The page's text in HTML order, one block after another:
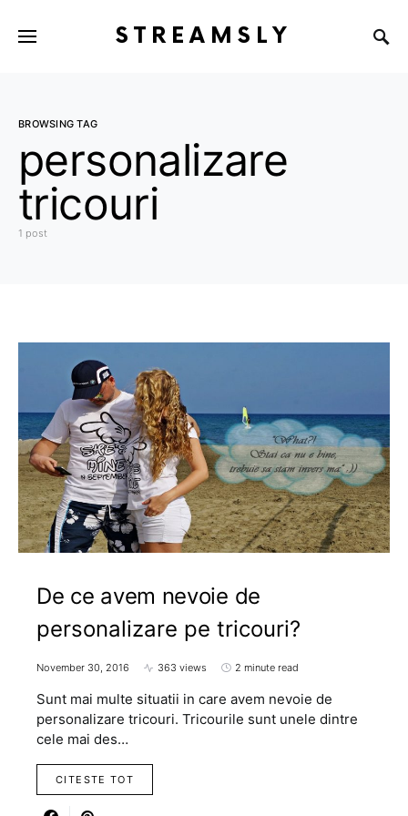
STREAMSLY
BROWSING TAG
personalizare
tricouri
1 post
De ce avem nevoie de
personalizare pe tricouri?
November 30, 2016 363 views 2 minute read
Sunt mai multe situatii in care avem nevoie de
personalizare tricouri. Tricourile sunt unele dintre
cele mai des…
CITESTE TOT